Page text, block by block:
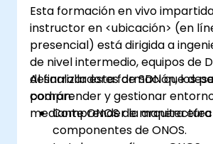
Esta formación en vivo
instructor en <ubicación> (en
presencial) está dirigida a
de nivel intermedio, equipos de
desarrolladores de SDN que
comprender y gestionar
mediante ONOS de manera
Al finalizar esta formación, los
podrán:
Comprender la arquitectura
componentes de ONOS.